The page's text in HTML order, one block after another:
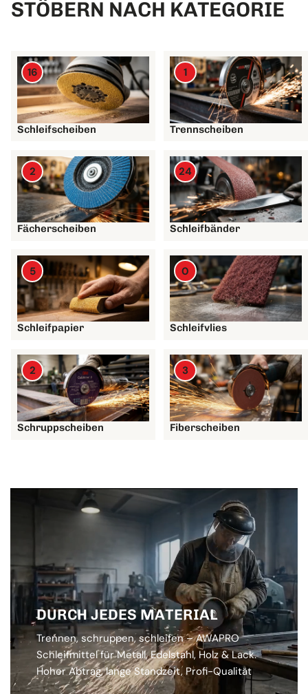
STÖBERN NACH KATEGORIE
Schleifscheiben
16
Trennscheiben
1
Fächerscheiben
2
Schleifbänder
24
Schleifpapier
5
Schleifvlies
0
Schruppscheiben
2
Fiberscheiben
3
DURCH JEDES MATERIAL
Trennen, schruppen, schleifen – AWAPRO
Schleifmittel für Metall, Edelstahl, Holz & Lack.
Hoher Abtrag, lange Standzeit, Profi-Qualität